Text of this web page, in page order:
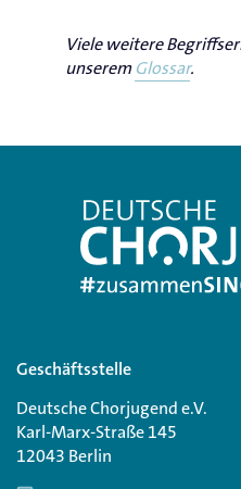
Viele weitere
unseremGlossar.
Geschäftsstelle
Deutsche Chorjugend e.V.
Karl-Marx-Straße 145
12043 Berlin